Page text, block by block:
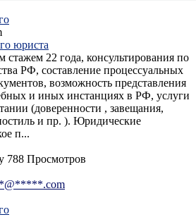
юриста
стажем 22 года, консультирования по
РФ, составление процессуальных
возможность представления
и иных инстанциях в РФ, услуги
(доверенности , завещания,
и пр. ). Юридические
п...
788 Просмотров